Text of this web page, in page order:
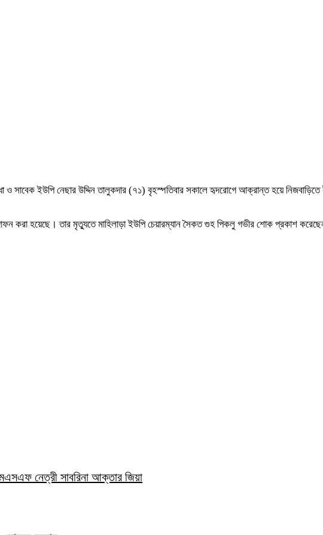
ও সাবেক ইউপি নেছার উদ্দিন তালুকদার (৭১) বৃহস্পতিবার সকালে হৃদরোগে আক্রান্ত হয়ে
করা হয়েছে। তার মৃত্যুতে মাহিলাড়া ইউপি চেয়ারম্যান সৈকত গুহ পিকলু গভীর শোক প্রকাশ
নেত্রী সাবরিনা আক্তার জিয়া